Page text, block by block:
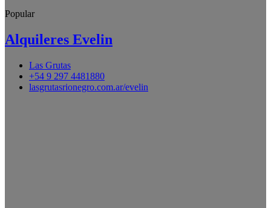
Popular
Alquileres Evelin
Las Grutas
+54 9 297 4481880
lasgrutasrionegro.com.ar/evelin